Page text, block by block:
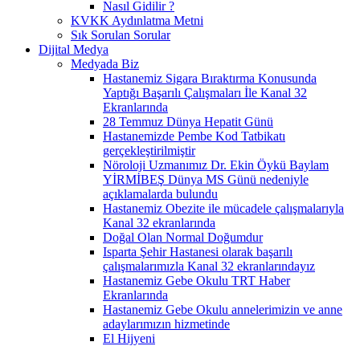
Nasıl Gidilir ?
KVKK Aydınlatma Metni
Sık Sorulan Sorular
Dijital Medya
Medyada Biz
Hastanemiz Sigara Bıraktırma Konusunda
Yaptığı Başarılı Çalışmaları İle Kanal 32
Ekranlarında
28 Temmuz Dünya Hepatit Günü
Hastanemizde Pembe Kod Tatbikatı
gerçekleştirilmiştir
Nöroloji Uzmanımız Dr. Ekin Öykü Baylam
YİRMİBEŞ Dünya MS Günü nedeniyle
açıklamalarda bulundu
Hastanemiz Obezite ile mücadele çalışmalarıyla
Kanal 32 ekranlarında
Doğal Olan Normal Doğumdur
Isparta Şehir Hastanesi olarak başarılı
çalışmalarımızla Kanal 32 ekranlarındayız
Hastanemiz Gebe Okulu TRT Haber
Ekranlarında
Hastanemiz Gebe Okulu annelerimizin ve anne
adaylarımızın hizmetinde
El Hijyeni